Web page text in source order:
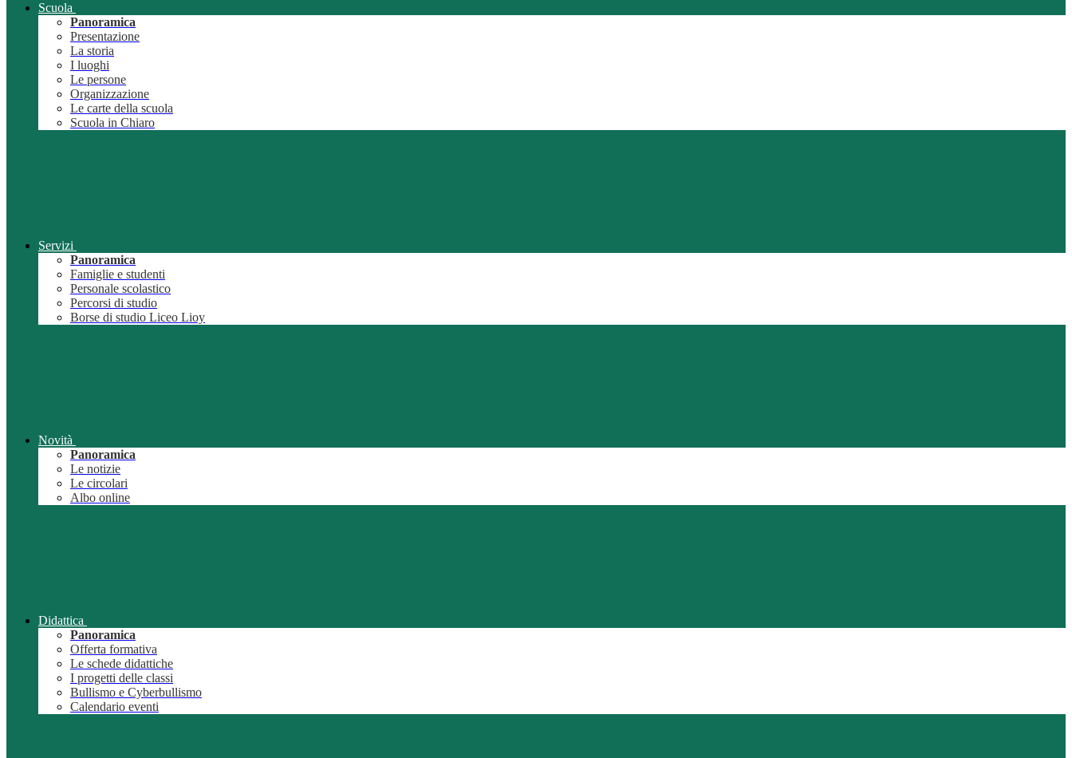
Scuola
Panoramica
Presentazione
La storia
I luoghi
Le persone
Organizzazione
Le carte della scuola
Scuola in Chiaro
Servizi
Panoramica
Famiglie e studenti
Personale scolastico
Percorsi di studio
Borse di studio Liceo Lioy
Novità
Panoramica
Le notizie
Le circolari
Albo online
Didattica
Panoramica
Offerta formativa
Le schede didattiche
I progetti delle classi
Bullismo e Cyberbullismo
Calendario eventi